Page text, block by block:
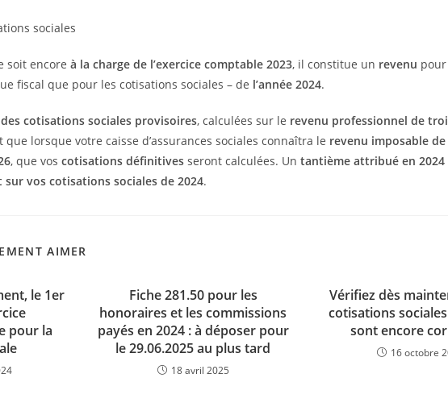
soit encore à la charge de l’exercice comptable 2023, il constitue un revenu pour
fiscal que pour les cotisations sociales – de l’année 2024.
des cotisations sociales provisoires, calculées sur le revenu professionnel de
que lorsque votre caisse d’assurances sociales connaîtra le revenu imposable de
, que vos cotisations définitives seront calculées. Un tantième attribué en 2024
sur vos cotisations sociales de 2024.
AIMER
le 1er
pour la
Fiche 281.50 pour les
honoraires et les commissions
payés en 2024 : à déposer pour
le 29.06.2025 au plus tard
18 avril 2025
Vérifiez dès
cotisations
sont encore
16 octobre